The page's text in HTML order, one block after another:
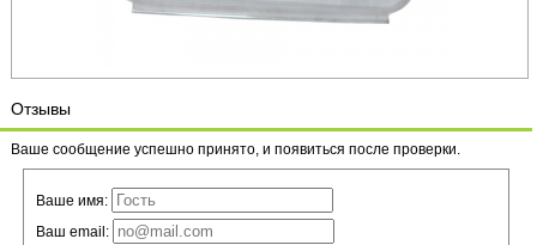
Отзывы
Ваше сообщение успешно принято, и появиться после проверки.
Ваше имя:
Ваш email: